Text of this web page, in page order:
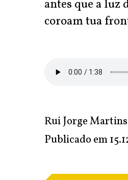
antes que a luz
coroam tua
Rui Jorge Martins
Publicado em